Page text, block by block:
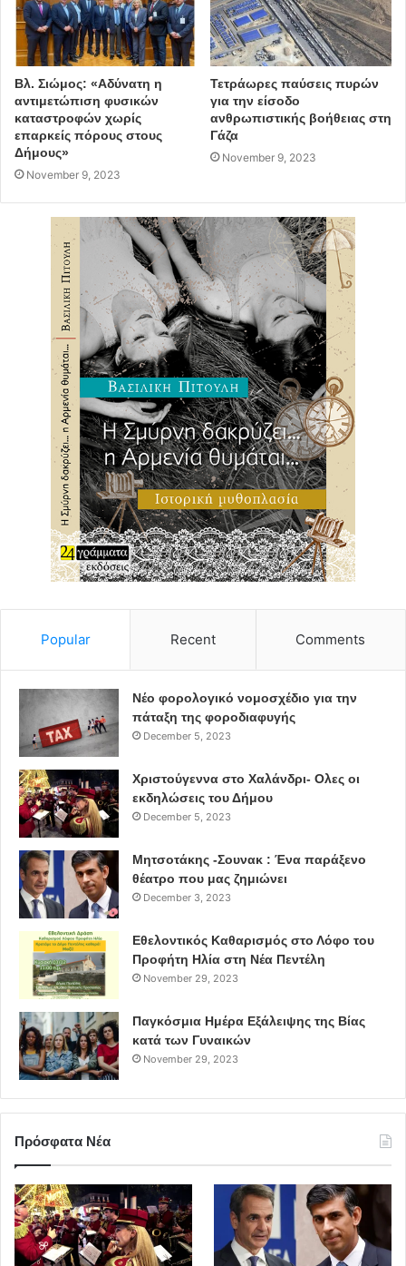
Βλ. Σιώμος: «Αδύνατη η
αντιμετώπιση φυσικών
καταστροφών χωρίς
επαρκείς πόρους στους
Δήμους»
November 9, 2023
Τετράωρες παύσεις πυρών
για την είσοδο
ανθρωπιστικής βοήθειας στη
Γάζα
November 9, 2023
Popular Recent Comments
Νέο φορολογικό νομοσχέδιο για την
πάταξη της φοροδιαφυγής
December 5, 2023
Χριστούγεννα στο Χαλάνδρι- Ολες οι
εκδηλώσεις του Δήμου
December 5, 2023
Μητσοτάκης -Σουνακ : Ένα παράξενο
θέατρο που μας ζημιώνει
December 3, 2023
Εθελοντικός Καθαρισμός στο Λόφο του
Προφήτη Ηλία στη Νέα Πεντέλη
November 29, 2023
Παγκόσμια Ημέρα Εξάλειψης της Βίας
κατά των Γυναικών
November 29, 2023
Πρόσφατα Νέα